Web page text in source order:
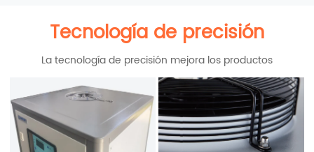
Tecnología de precisión
La tecnología de precisión mejora los productos